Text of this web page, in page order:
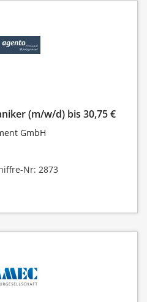
(m/w/d) bis 30,75 €
GmbH
Nr: 2873